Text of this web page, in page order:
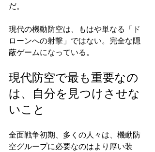
だ。
現代の機動防空は、もはや単なる「ド
ローンへの射撃」ではない。完全な隠
蔽ゲームになっている。
現代防空で最も重要なの
は、自分を見つけさせな
いこと
全面戦争初期、多くの人々は、機動防
空グループに必要なのはより厚い装